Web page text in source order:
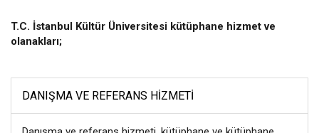
T.C. İstanbul Kültür Üniversitesi kütüphane hizmet ve
olanakları;
DANIŞMA VE REFERANS HIZMETI